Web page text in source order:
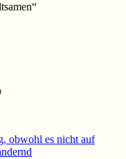
obwohl es nicht auf